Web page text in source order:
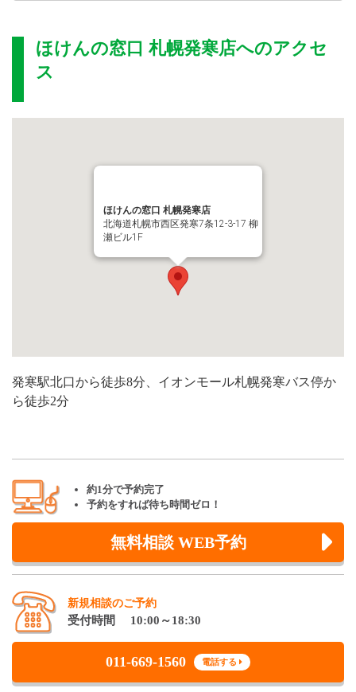
ほけんの窓口 札幌発寒店へのアクセ
ス
ほけんの窓口 札幌発寒店
北海道札幌市西区発寒7条12-3-17 柳
瀬ビル1F
発寒駅北口から徒歩8分、イオンモール札幌発寒バス停か
ら徒歩2分
約1分で予約完了
予約をすれば待ち時間ゼロ！
無料相談 WEB予約
新規相談のご予約
受付時間 10:00～18:30
011-669-1560 電話する